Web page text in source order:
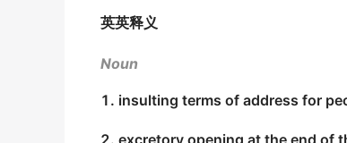
期刊摘选
Yep, you
期刊摘选
英英释义
Noun
1. insulting terms of address for
2. excretory opening at the end of